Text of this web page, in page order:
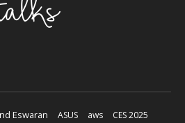
Eswaran ASUS aws
CES 2025